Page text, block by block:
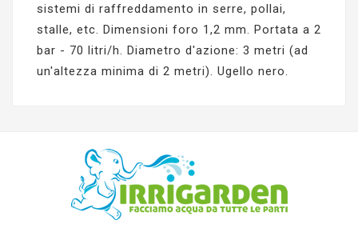
sistemi di raffreddamento in serre, pollai,
stalle, etc. Dimensioni foro 1,2 mm. Portata a 2
bar - 70 litri/h. Diametro d'azione: 3 metri (ad
un'altezza minima di 2 metri). Ugello nero.